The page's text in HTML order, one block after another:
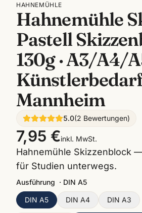
HAHNEMÜHLE
Hahnemühle
Pastell
130g · A3/A4/
Mannheim
5.0(2 Bewertungen)
7,95 €inkl. MwSt.
Hahnemühle Skizzenblock
für Studien unterwegs.
Ausführung · DIN A5
DIN A5 DIN A4 DIN A3